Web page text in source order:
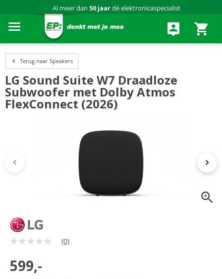
Al meer dan 50 jaardé elektronicaspecialist
Terug naar Speakers
LG Sound Suite W7 Draadloze
Subwoofer met Dolby Atmos
FlexConnect (2026)
Geen
Dezelfde
paginalink.
(0)
599,-